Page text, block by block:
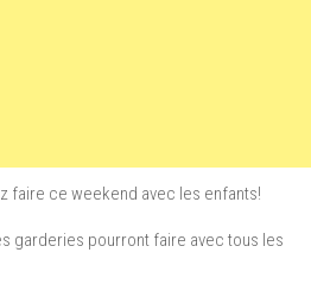
faire ce weekend avec les enfants!
garderies pourront faire avec tous les